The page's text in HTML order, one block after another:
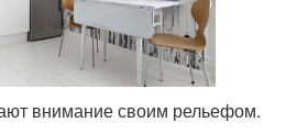
внимание своим рельефом.